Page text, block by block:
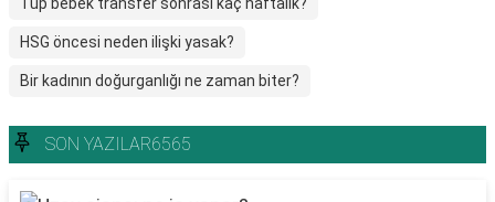
HSG öncesi neden ilişki yasak?
Bir kadının doğurganlığı ne zaman biter?
SON YAZILAR6565